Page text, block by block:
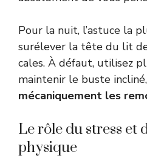
Pour la nuit, l’astuce la
surélever la tête du lit
cales. À défaut, utilisez
maintenir le buste
mécaniquement les
Le rôle du stress et
physique